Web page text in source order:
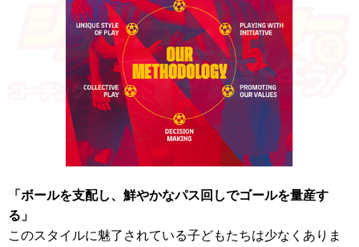
「ボールを支配し、鮮やかなパス回しでゴールを量産す
る」
このスタイルに魅了されている子どもたちは少なくありま